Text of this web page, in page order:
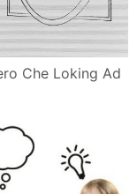
Che Loking Ad